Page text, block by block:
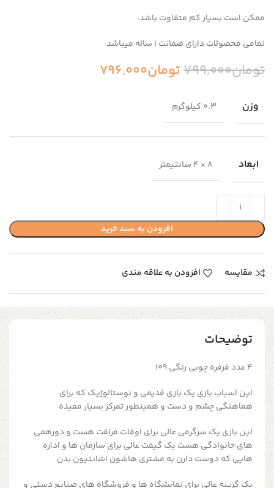
ممکن است بسیار کم متفاوت باشد،
تمامی محصولات دارای ضمانت ۱ ساله میباشد
تومان799,000تومان796,000
وزن 0.3 کیلوگرم
ابعاد 8 × 4 سانتیمتر
افزودن به سبد خرید
مقایسه افزودن به علاقه مندی
توضیحات
۴ عدد فرفره چوبی رنگی ۱۰۹
این اسباب بازی یک بازی قدیمی و نوستالوژیک که برای
هماهنگی چشم و دست و همینطور تمرکز بسیار مفیده
این بازی یک سرگرمی عالی برای اوقات فراقت هست و دورهمی
های خانوادگی هست یک گیفت عالی برای سازمان ها و اداره
هایی که دوست دارن به مشتری هاشون اشانتیون بدن
یک گزینه عالی برای نمایشگاه ها و فروشگاه های صنایع دستی و